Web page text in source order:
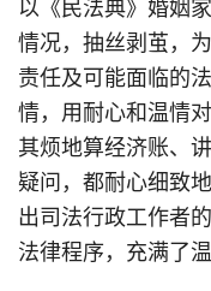
以《民法典》婚姻
情况，抽丝剥茧，
责任及可能面临的
情，用耐心和温情
其烦地算经济账、
疑问，都耐心细致
出司法行政工作者
法律程序，充满了